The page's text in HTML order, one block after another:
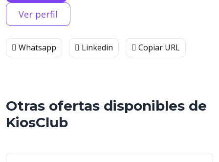
Ver perfil
Whatsapp Linkedin Copiar URL
Otras ofertas disponibles de
KiosClub